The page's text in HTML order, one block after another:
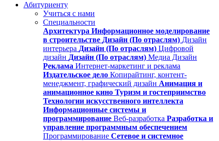
Абитуриенту
Учиться с нами
Специальности
Архитектура Информационное моделирование
в строительстве Дизайн (По отраслям) Дизайн
интерьера Дизайн (По отраслям) Цифровой
дизайн Дизайн (По отраслям) Медиа Дизайн
Реклама Интернет-маркетинг и реклама
Издательское дело Копирайтинг, контент-
менеджмент, графический дизайн Анимация и
анимационное кино Туризм и гостеприимство
Технологии искусственного интеллекта
Информационные системы и
программирование Веб-разработка Разработка и
управление программным обеспечением
Программирование Сетевое и системное